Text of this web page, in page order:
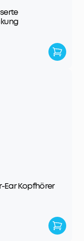
Ear Kopfhörer